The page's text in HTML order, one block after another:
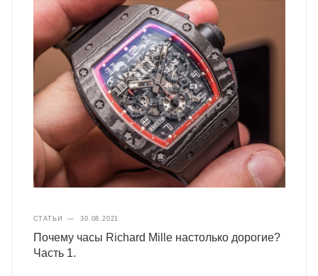
СТАТЬИ — 30.08.2021
Почему часы Richard Mille настолько дорогие?
Часть 1.